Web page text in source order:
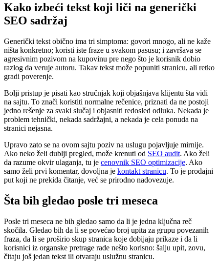
Kako izbeći tekst koji liči na generički
SEO sadržaj
Generički tekst obično ima tri simptoma: govori mnogo, ali ne kaže
ništa konkretno; koristi iste fraze u svakom pasusu; i završava se
agresivnim pozivom na kupovinu pre nego što je korisnik dobio
razlog da veruje autoru. Takav tekst može popuniti stranicu, ali retko
gradi poverenje.
Bolji pristup je pisati kao stručnjak koji objašnjava klijentu šta vidi
na sajtu. To znači koristiti normalne rečenice, priznati da ne postoji
jedno rešenje za svaki slučaj i objasniti redosled odluka. Nekada je
problem tehnički, nekada sadržajni, a nekada je cela ponuda na
stranici nejasna.
Upravo zato se na ovom sajtu poziv na uslugu pojavljuje mirnije.
Ako neko želi dublji pregled, može krenuti od SEO audit. Ako želi
da razume okvir ulaganja, tu je cenovnik SEO optimizacije. Ako
samo želi prvi komentar, dovoljna je kontakt stranicu. To je prodajni
put koji ne prekida čitanje, već se prirodno nadovezuje.
Šta bih gledao posle tri meseca
Posle tri meseca ne bih gledao samo da li je jedna ključna reč
skočila. Gledao bih da li se povećao broj upita za grupu povezanih
fraza, da li se proširio skup stranica koje dobijaju prikaze i da li
korisnici iz organske pretrage rade nešto korisno: šalju upit, zovu,
čitaju još jedan tekst ili otvaraju uslužnu stranicu.